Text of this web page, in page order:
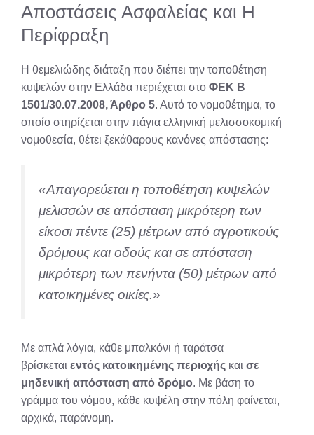
Αποστάσεις Ασφαλείας και Η
Περίφραξη
Η θεμελιώδης διάταξη που διέπει την τοποθέτηση
κυψελών στην Ελλάδα περιέχεται στο ΦΕΚ Β
1501/30.07.2008, Άρθρο 5. Αυτό το νομοθέτημα, το
οποίο στηρίζεται στην πάγια ελληνική μελισσοκομική
νομοθεσία, θέτει ξεκάθαρους κανόνες απόστασης:
«Απαγορεύεται η τοποθέτηση κυψελών
μελισσών σε απόσταση μικρότερη των
είκοσι πέντε (25) μέτρων από αγροτικούς
δρόμους και οδούς και σε απόσταση
μικρότερη των πενήντα (50) μέτρων από
κατοικημένες οικίες.»
Με απλά λόγια, κάθε μπαλκόνι ή ταράτσα
βρίσκεται εντός κατοικημένης περιοχής και σε
μηδενική απόσταση από δρόμο. Με βάση το
γράμμα του νόμου, κάθε κυψέλη στην πόλη φαίνεται,
αρχικά, παράνομη.